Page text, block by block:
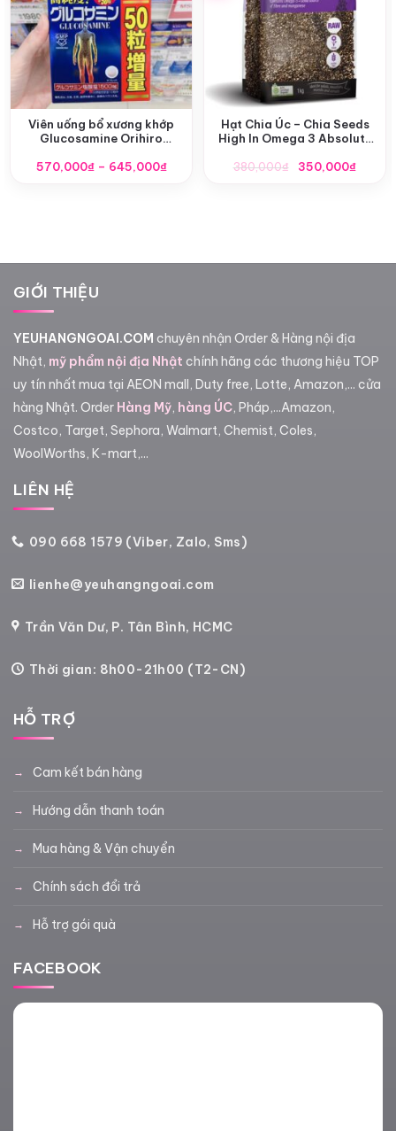
Viên uống bổ xương khớp
Glucosamine Orihiro
570,000₫ – 645,000₫Khoảng
Hạt Chia Úc – Chia Seeds
High In Omega 3 Absolute
380,000₫
Giá
350,000₫Giá
GIỚI THIỆU
YEUHANGNGOAI.COM chuyên nhận Order & Hàng nội địa
Nhật, mỹ phẩm nội địa Nhật chính hãng các thương hiệu TOP
uy tín nhất mua tại AEON mall, Duty free, Lotte, Amazon,... cửa
hàng Nhật. Order Hàng Mỹ, hàng ÚC, Pháp,...Amazon,
Costco, Target, Sephora, Walmart, Chemist, Coles,
WoolWorths, K-mart,...
LIÊN HỆ
090 668 1579 (Viber, Zalo, Sms)
lienhe@yeuhangngoai.com
Trần Văn Dư, P. Tân Bình, HCMC
Thời gian: 8h00-21h00 (T2-CN)
HỖ TRỢ
Cam kết bán hàng
Hướng dẫn thanh toán
Mua hàng & Vận chuyển
Chính sách đổi trả
Hỗ trợ gói quà
FACEBOOK